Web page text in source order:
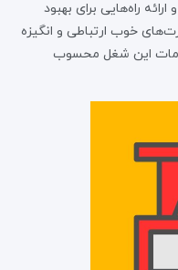
راه‌هایی برای بهبود
خوب ارتباطی و انگیزه
این شغل محسوب